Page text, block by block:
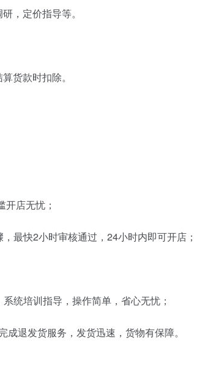
，定价指导等。
货款时扣除。
店无忧；
最快2小时审核通过，24小时内即可开店；
统培训指导，操作简单，省心无忧；
退发货服务，发货迅速，货物有保障。